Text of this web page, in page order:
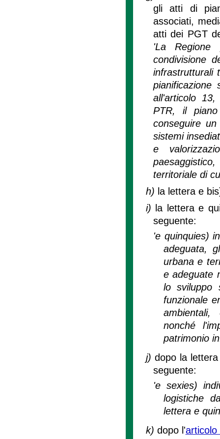
gli atti di
associati,
atti dei PGT
'La Regione
condivisione
infrastrutturali
pianificazione
all'articolo
PTR, il
conseguire
sistemi
e
territoriale di
h) la lettera e
i) la lettera e
seguente:
'e quinquies)
adeguata,
urbana e
e adeguate
lo sviluppo
funzionale
ambientali,
nonché
patrimonio
j) dopo la
seguente:
'e sexies)
logistiche
lettera e
k) dopo l'articolo